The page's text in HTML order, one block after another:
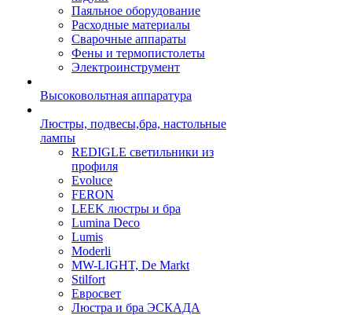
Паяльное оборудование
Расходные материалы
Сварочные аппараты
Фены и термопистолеты
Электроинструмент
Высоковольтная аппаратура
Люстры, подвесы,бра, настольные
лампы
REDIGLE светильники из
профиля
Evoluce
FERON
LEEK люстры и бра
Lumina Deco
Lumis
Moderli
MW-LIGHT, De Markt
Stilfort
Евросвет
Люстра и бра ЭСКАДА